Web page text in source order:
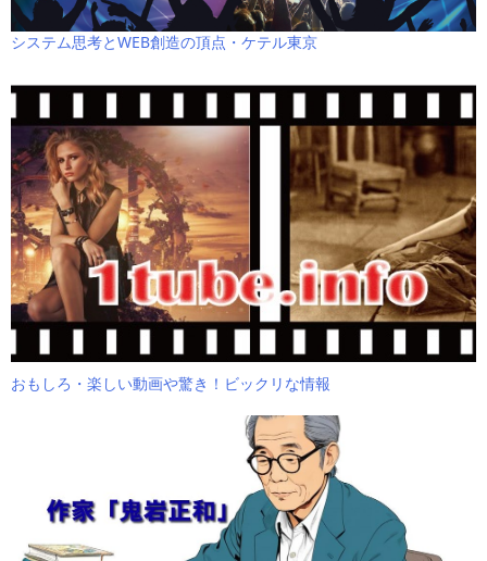
システム思考とWEB創造の頂点・ケテル東京
おもしろ・楽しい動画や驚き！ビックリな情報